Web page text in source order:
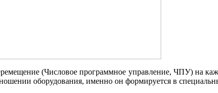
(Числовое программное управление, ЧПУ) на
оборудования, именно он формируется в